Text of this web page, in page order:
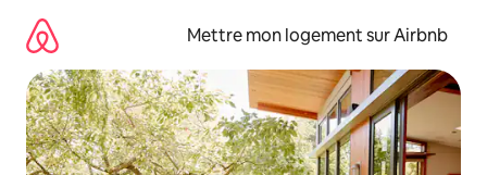
directement
contenu
Mettre mon logement sur Airbnb